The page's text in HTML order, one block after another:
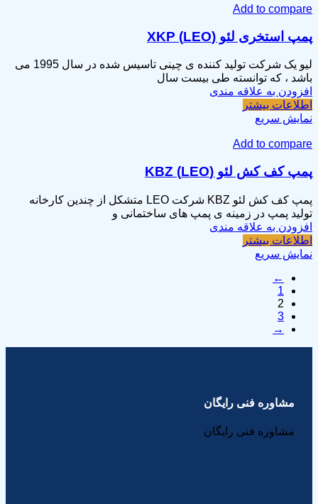
Add to compare
پمپ استخری لئو (LEO) XKP
لیو یک شرکت تولید کننده ی چینی تاسیس شده در سال 1995 می
باشد ، که توانسته طی بیست سال
افزودن به علاقه مندی
اطلاعات بیشتر
نمایش سریع
Add to compare
پمپ کف کش لئو (LEO) KBZ
پمپ کف کش لئو KBZ شرکت LEO متشکل از چندین کارخانه
تولید پمپ در زمینه ی پمپ های ساختمانی و
افزودن به علاقه مندی
اطلاعات بیشتر
نمایش سریع
←
1
2
3
→
مشاوره فنی رایگان
مشاوره فنی رایگان